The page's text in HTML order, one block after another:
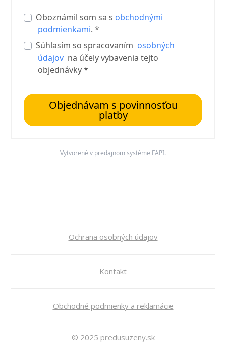
Oboznámil som sa s obchodnými
podmienkami. *
Súhlasím so spracovaním osobných
údajov na účely vybavenia tejto
objednávky *
Objednávam s povinnosťou
platby
Vytvorené v predajnom systéme FAPI.
Ochrana osobných údajov
Kontakt
Obchodné podmienky a reklamácie
© 2025 predusuzeny.sk